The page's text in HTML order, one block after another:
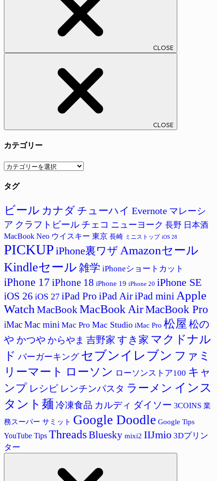
CLOSE
CLOSE
カテゴリー
カ
ゴ
ー
タグ
ビール カナダ チューハイ Evernote マレーシ
ア クラフトビール チェコ ニューヨーク 長野 日本酒
MacBook Neo ウイスキー 東京 長崎 ミニストップ iOS 28
PICKUP iPhone裏ワザ Amazonセール
Kindleセール 雑学 iPhoneショートカット
iPhone 17 iPhone 18 iPhone 19 iPhone 20 iPhone SE
iOS 26 iOS 27 iPad Pro iPad AiriPad mini Apple
Watch MacBookMacBook AirMacBook Pro
iMacMac mini Mac Pro Mac Studio iMac Pro 松屋 松の
や かつや からやま 吉野家 すき家 マクドナル
ド バーガーキング セブンイレブン ファミ
リーマート ローソン ローソンストア100 キャ
ンプ レシピ レンチンパスタ ラーメン インス
タント麺 冷凍食品 カルディ ダイソー 3COINS 業
務スーパー サミット Google Doodle Google Tips
YouTube Tips ThreadsBluesky mixi2 IIJmio 3Dプリン
ター